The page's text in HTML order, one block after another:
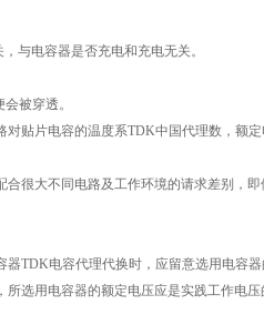
与电容器是否充电和充电无关。
被穿透。
贴片电容的温度系TDK中国代理数，额定
很大不同电路及工作环境的请求差别，即
TDK电容代理代换时，应留意选用电容器
选用电容器的额定电压应是实践工作电压